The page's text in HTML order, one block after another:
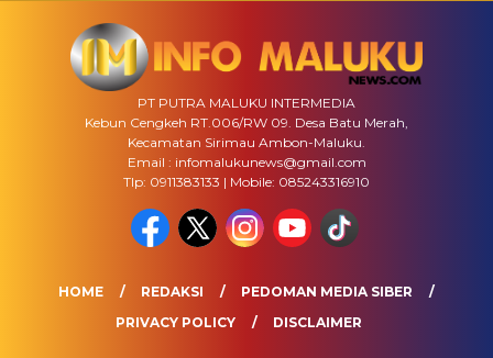
PT PUTRA MALUKU INTERMEDIA
Kebun Cengkeh RT.006/RW 09. Desa Batu Merah,
Kecamatan Sirimau Ambon-Maluku.
Email : infomalukunews@gmail.com
Tlp: 0911383133 | Mobile: 085243316910
HOME REDAKSI
PEDOMAN MEDIA SIBER
PRIVACY POLICY
DISCLAIMER